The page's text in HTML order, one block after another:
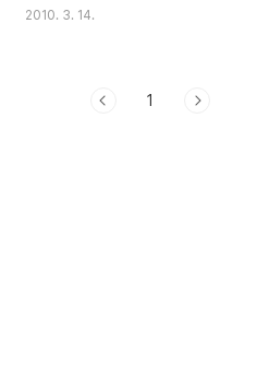
조리단계 적음, 주재료개수 적음, 재료구입
2010. 3. 14.
1